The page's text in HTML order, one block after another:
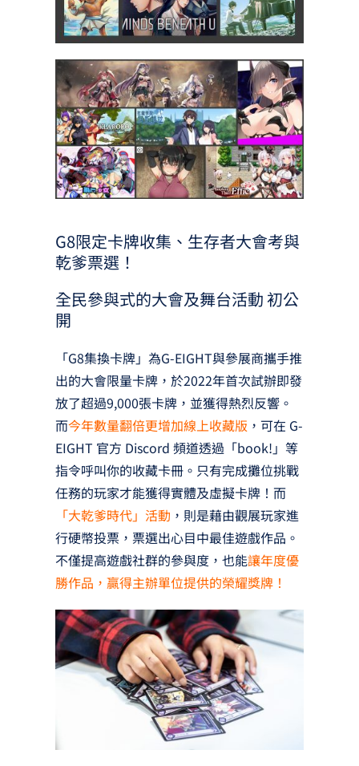
G8限定卡牌收集、生存者大會考與
乾爹票選！
全民參與式的大會及舞台活動 初公
開
「G8集換卡牌」為G-EIGHT與參展商攜手推
出的大會限量卡牌，於2022年首次試辦即發
放了超過9,000張卡牌，並獲得熱烈反響。
而今年數量翻倍更增加線上收藏版 ，可在 G-
EIGHT 官方 Discord 頻道透過「book!」等
指令呼叫你的收藏卡冊。只有完成攤位挑戰
任務的玩家才能獲得實體及虛擬卡牌！而
「大乾爹時代」活動 ，則是藉由觀展玩家進
行硬幣投票，票選出心目中最佳遊戲作品。
不僅提高遊戲社群的參與度，也能讓年度優
勝作品，贏得主辦單位提供的榮耀獎牌！